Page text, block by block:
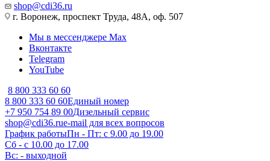
shop@cdi36.ru
г. Воронеж, проспект Труда, 48А, оф. 507
Мы в мессенджере Max
Вконтакте
Telegram
YouTube
8 800 333 60 60
8 800 333 60 60Единый номер
+7 950 754 89 00Дизельный сервис
shop@cdi36.rue-mail для всех вопросов
График работыПн - Пт: с 9.00 до 19.00
Сб - с 10.00 до 17.00
Вс: - выходной